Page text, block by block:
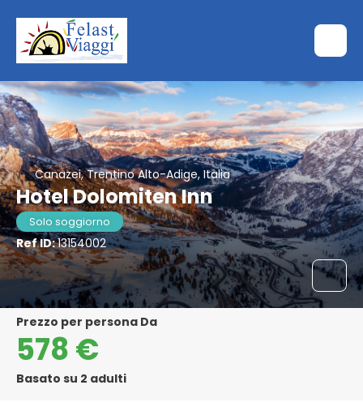
Canazei, Trentino Alto-Adige, Italia
Hotel Dolomiten Inn
Solo soggiorno
Ref ID:13154002
Prezzo per persona Da
578 €
Basato su 2 adulti